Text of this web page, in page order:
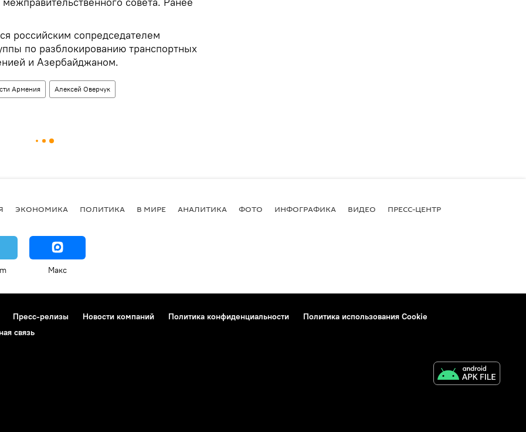
российским сопредседателем
по разблокированию транспортных
и Азербайджаном.
Армения Алексей Оверчук
ЭКОНОМИКА ПОЛИТИКА В МИРЕ АНАЛИТИКА ФОТО ИНФОГРАФИКА ВИДЕО ПРЕСС-ЦЕНТР
Макс
Пресс-релизы Новости компаний Политика конфиденциальности
Политика использования Cookie
связь